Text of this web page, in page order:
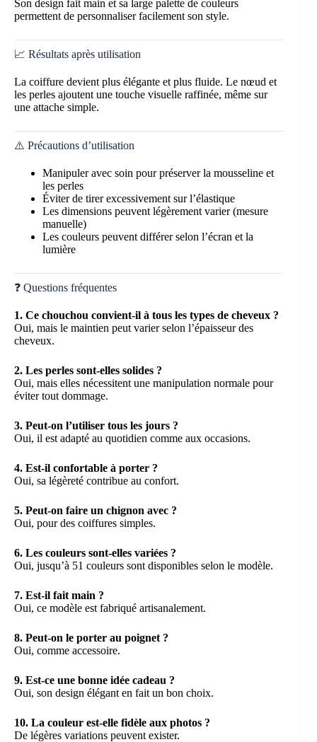
Son design fait main et sa large palette de couleurs
permettent de personnaliser facilement son style.
📈 Résultats après utilisation
La coiffure devient plus élégante et plus fluide. Le nœud et
les perles ajoutent une touche visuelle raffinée, même sur
une attache simple.
⚠️ Précautions d’utilisation
Manipuler avec soin pour préserver la mousseline et
les perles
Éviter de tirer excessivement sur l’élastique
Les dimensions peuvent légèrement varier (mesure
manuelle)
Les couleurs peuvent différer selon l’écran et la
lumière
❓ Questions fréquentes
1. Ce chouchou convient-il à tous les types de cheveux ?
Oui, mais le maintien peut varier selon l’épaisseur des
cheveux.
2. Les perles sont-elles solides ?
Oui, mais elles nécessitent une manipulation normale pour
éviter tout dommage.
3. Peut-on l’utiliser tous les jours ?
Oui, il est adapté au quotidien comme aux occasions.
4. Est-il confortable à porter ?
Oui, sa légèreté contribue au confort.
5. Peut-on faire un chignon avec ?
Oui, pour des coiffures simples.
6. Les couleurs sont-elles variées ?
Oui, jusqu’à 51 couleurs sont disponibles selon le modèle.
7. Est-il fait main ?
Oui, ce modèle est fabriqué artisanalement.
8. Peut-on le porter au poignet ?
Oui, comme accessoire.
9. Est-ce une bonne idée cadeau ?
Oui, son design élégant en fait un bon choix.
10. La couleur est-elle fidèle aux photos ?
De légères variations peuvent exister.